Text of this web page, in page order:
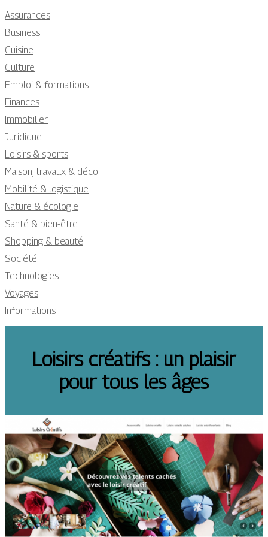
Assurances
Business
Cuisine
Culture
Emploi & formations
Finances
Immobilier
Juridique
Loisirs & sports
Maison, travaux & déco
Mobilité & logistique
Nature & écologie
Santé & bien-être
Shopping & beauté
Société
Technologies
Voyages
Informations
Loisirs créatifs : un plaisir
pour tous les âges